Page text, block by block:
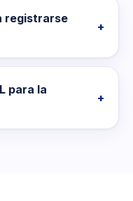
registrarse
+
para la
+